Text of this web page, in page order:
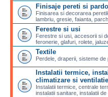
Finisaje pereti si
Finisarea si decorarea
lambriu, gresie, faianta,
Ferestre si usi
Ferestre si usi, accesorii si
feronerie, glafuri, rolete,
Textile
Perdele, draperii, sisteme de
Instalatii termice,
climatizare si ventilatie
Instalatii termice, centrale
instalatii sanitare, instalatii